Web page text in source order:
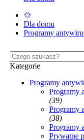
Dla domu
Programy
Kategorie
Programy
Programy
(39)
Programy
(38)
Programy
Prywatne